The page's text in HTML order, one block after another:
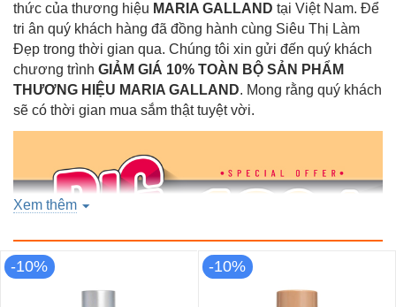
thức của thương hiệu MARIA GALLAND tại Việt Nam. Để
tri ân quý khách hàng đã đồng hành cùng Siêu Thị Làm
Đẹp trong thời gian qua. Chúng tôi xin gửi đến quý khách
chương trình GIẢM GIÁ 10% TOÀN BỘ SẢN PHẨM
THƯƠNG HIỆU MARIA GALLAND. Mong rằng quý khách
sẽ có thời gian mua sắm thật tuyệt vời.
Xem thêm
-10% -10%